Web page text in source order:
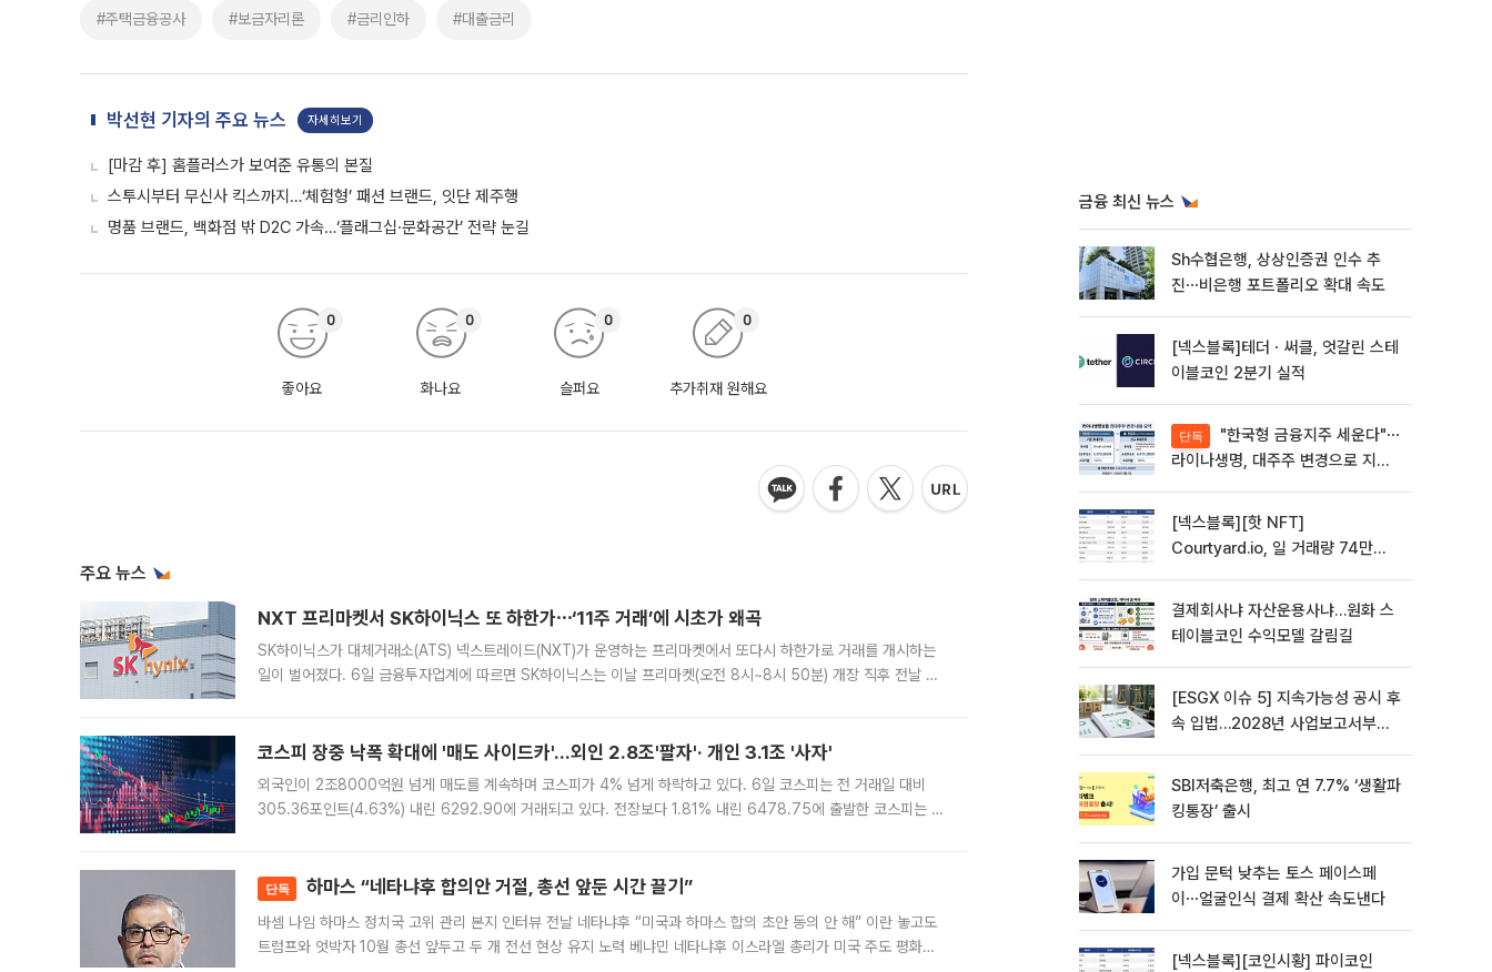
#주택금융공사 #보금자리론 #금리인하 #대출금리
박선현 기자의 주요 뉴스 자세히보기
[마감 후] 홈플러스가 보여준 유통의 본질
스투시부터 무신사 킥스까지…‘체험형’ 패션 브랜드, 잇단 제주행
명품 브랜드, 백화점 밖 D2C 가속…‘플래그십·문화공간’ 전략 눈길
좋아요
0
화나요
0
슬퍼요
0
추가취재 원해요
0
주요 뉴스
NXT 프리마켓서 SK하이닉스 또 하한가⋯‘11주 거래’에 시초가 왜곡
SK하이닉스가 대체거래소(ATS) 넥스트레이드(NXT)가 운영하는 프리마켓에서 또다시 하한가로 거래를 개시하는
일이 벌어졌다. 6일 금융투자업계에 따르면 SK하이닉스는 이날 프리마켓(오전 8시~8시 50분) 개장 직후 전날 정
코스피 장중 낙폭 확대에 '매도 사이드카'…외인 2.8조'팔자'· 개인 3.1조 '사자'
외국인이 2조8000억원 넘게 매도를 계속하며 코스피가 4% 넘게 하락하고 있다. 6일 코스피는 전 거래일 대비
305.36포인트(4.63%) 내린 6292.90에 거래되고 있다. 전장보다 1.81% 내린 6478.75에 출발한 코스피는 장
단독 하마스 “네타냐후 합의안 거절, 총선 앞둔 시간 끌기”
바셈 나임 하마스 정치국 고위 관리 본지 인터뷰 전날 네타냐후 “미국과 하마스 합의 초안 동의 안 해” 이란 놓고도
트럼프와 엇박자 10월 총선 앞두고 두 개 전선 현상 유지 노력 베냐민 네타냐후 이스라엘 총리가 미국 주도 평화위
금융 최신 뉴스
Sh수협은행, 상상인증권 인수 추
진⋯비은행 포트폴리오 확대 속도
[넥스블록]테더ㆍ써클, 엇갈린 스테
이블코인 2분기 실적
단독
라이나생명, 대주주 변경으로 지주
[넥스블록][핫 NFT]
Courtyard.io, 일 거래량 74만
결제회사냐 자산운용사냐…원화 스
테이블코인 수익모델 갈림길
[ESGX 이슈 5] 지속가능성 공시 후
속 입법…2028년 사업보고서부터
SBI저축은행, 최고 연 7.7% ‘생활파
킹통장’ 출시
가입 문턱 낮추는 토스 페이스페
이⋯얼굴인식 결제 확산 속도낸다
[넥스블록][코인시황] 파이코인